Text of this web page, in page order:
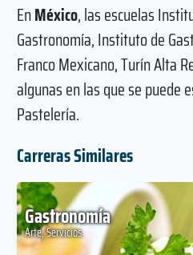
EnMéxico, las escuelas
Gastronomía, Instituto de
Franco Mexicano, Turín Alta
algunas en las que se puede
Pastelería.
Carreras Similares
Gastronomía
Arte, Servicios